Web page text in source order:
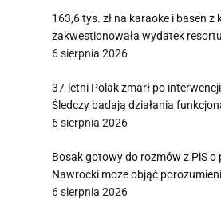
163,6 tys. zł na karaoke i basen z
zakwestionowała wydatek
6 sierpnia 2026
37-letni Polak zmarł po
Śledczy badają działania
6 sierpnia 2026
Bosak gotowy do rozmów z PiS o
Nawrocki może objąć
6 sierpnia 2026